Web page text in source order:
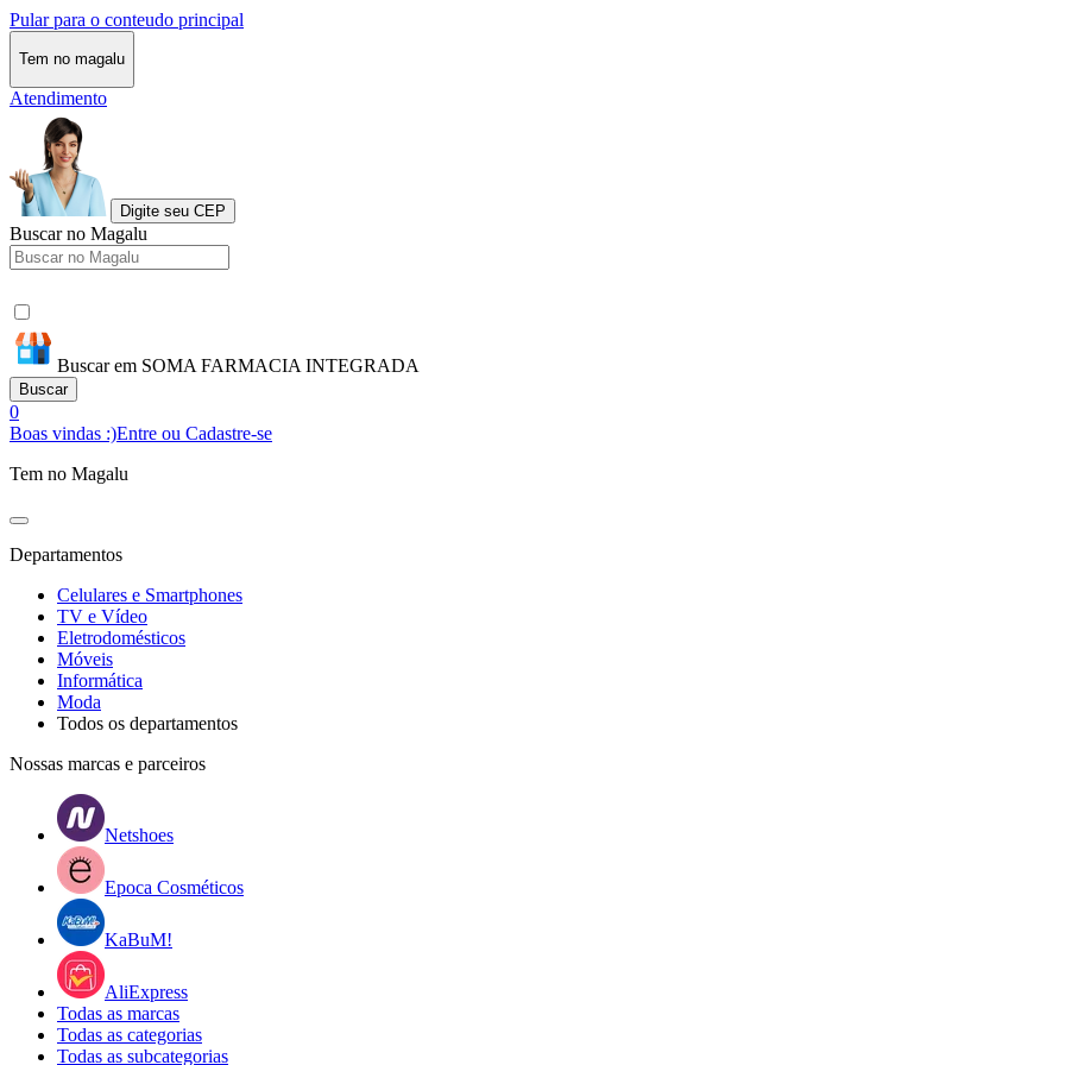
Pular para o conteudo principal
Tem no magalu
Atendimento
Digite seu CEP
Buscar no Magalu
Buscar em SOMA FARMACIA INTEGRADA
Buscar
0
Boas vindas :)Entre ou Cadastre-se
Tem no Magalu
Departamentos
Celulares e Smartphones
TV e Vídeo
Eletrodomésticos
Móveis
Informática
Moda
Todos os departamentos
Nossas marcas e parceiros
Netshoes
Epoca Cosméticos
KaBuM!
AliExpress
Todas as marcas
Todas as categorias
Todas as subcategorias